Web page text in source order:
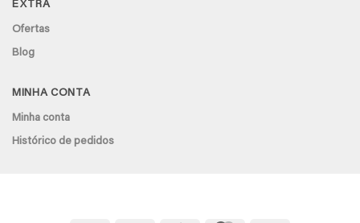
EXTRA
Ofertas
Blog
MINHA CONTA
Minha conta
Histórico de pedidos